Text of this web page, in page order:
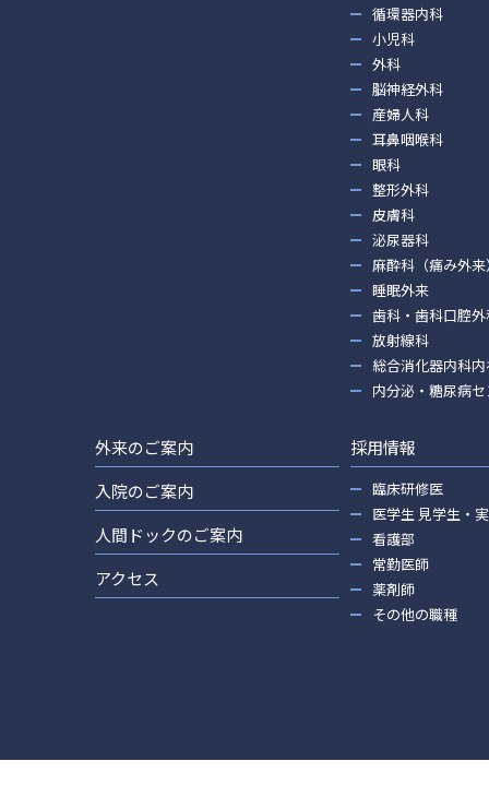
循環器内科
小児科
外科
脳神経外科
産婦人科
耳鼻咽喉科
眼科
整形外科
皮膚科
泌尿器科
麻酔科（痛み外
睡眠外来
歯科・歯科口腔
放射線科
総合消化器内科
内分泌・糖尿病
外来のご案内
入院のご案内
人間ドックのご案内
アクセス
採用情報
臨床研修医
医学生 見学生・
看護部
常勤医師
薬剤師
その他の職種